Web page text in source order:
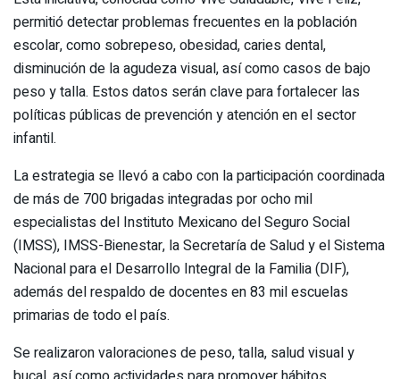
permitió detectar problemas frecuentes en la población
escolar, como sobrepeso, obesidad, caries dental,
disminución de la agudeza visual, así como casos de bajo
peso y talla. Estos datos serán clave para fortalecer las
políticas públicas de prevención y atención en el sector
infantil.
La estrategia se llevó a cabo con la participación coordinada
de más de 700 brigadas integradas por ocho mil
especialistas del Instituto Mexicano del Seguro Social
(IMSS), IMSS-Bienestar, la Secretaría de Salud y el Sistema
Nacional para el Desarrollo Integral de la Familia (DIF),
además del respaldo de docentes en 83 mil escuelas
primarias de todo el país.
Se realizaron valoraciones de peso, talla, salud visual y